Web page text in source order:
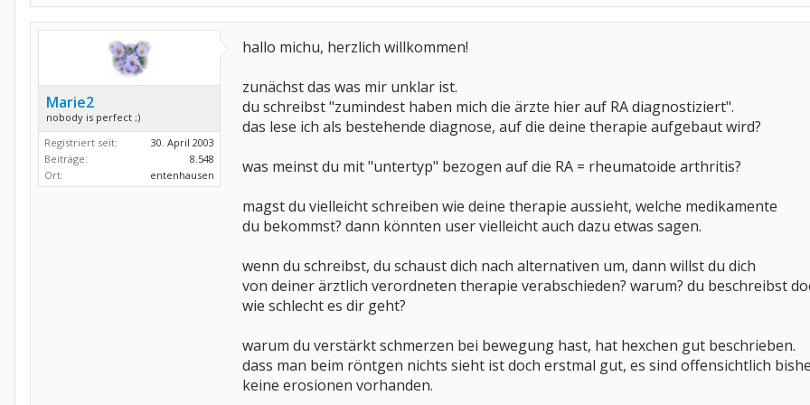
Marie2
nobody is perfect ;)
Registriert seit:
30. April 2003
Beiträge:
8.548
Ort:
entenhausen
hallo michu, herzlich willkommen!
zunächst das was mir unklar ist.
du schreibst "zumindest haben mich die ärzte hier auf RA diagnostiziert".
das lese ich als bestehende diagnose, auf die deine therapie aufgebaut wird?
was meinst du mit "untertyp" bezogen auf die RA = rheumatoide arthritis?
magst du vielleicht schreiben wie deine therapie aussieht, welche medikamente
du bekommst? dann könnten user vielleicht auch dazu etwas sagen.
wenn du schreibst, du schaust dich nach alternativen um, dann willst du dich
von deiner ärztlich verordneten therapie verabschieden? warum? du beschreibst
wie schlecht es dir geht?
warum du verstärkt schmerzen bei bewegung hast, hat hexchen gut beschrieben.
dass man beim röntgen nichts sieht ist doch erstmal gut, es sind offensichtlich
keine erosionen vorhanden.